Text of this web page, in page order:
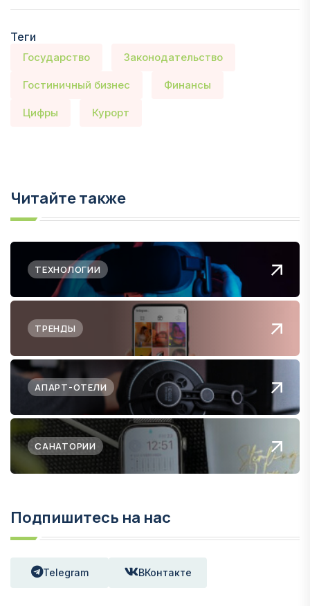
Теги
Государство Законодательство
Гостиничный бизнес Финансы
Цифры Курорт
Читайте также
ТЕХНОЛОГИИ
ТРЕНДЫ
АПАРТ-ОТЕЛИ
САНАТОРИИ
Подпишитесь на нас
Telegram ВКонтакте